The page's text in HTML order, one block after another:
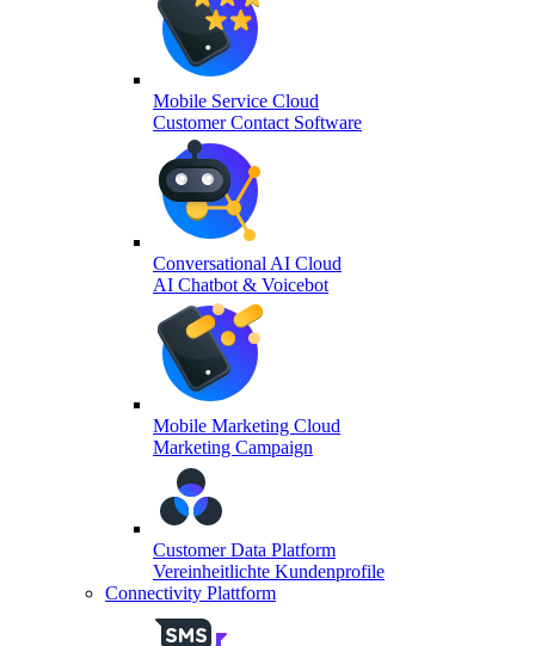
Mobile Service Cloud
Customer Contact Software
Conversational AI Cloud
AI Chatbot & Voicebot
Mobile Marketing Cloud
Marketing Campaign
Customer Data Platform
Vereinheitlichte Kundenprofile
Connectivity Plattform